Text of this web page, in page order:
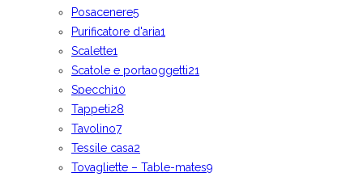
Posacenere5
Purificatore d'aria1
Scalette1
Scatole e portaoggetti21
Specchi10
Tappeti28
Tavolino7
Tessile casa2
Tovagliette – Table-mates9